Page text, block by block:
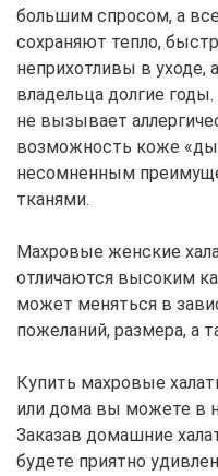
большим спросом, а
сохраняют тепло,
неприхотливы в уходе,
владельца долгие
не вызывает
возможность коже
несомненным
тканями.
Махровые женские
отличаются высоким
может меняться в
пожеланий, размера, а
Купить махровые
или дома вы можете в
Заказав домашние
будете приятно